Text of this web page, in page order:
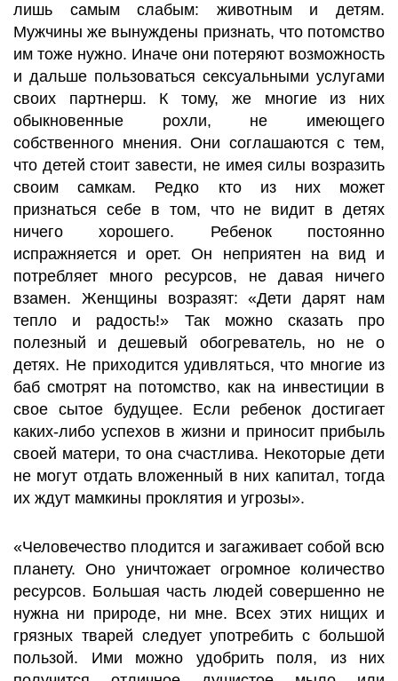
лишь самым слабым: животным и детям.
Мужчины же вынуждены признать, что потомство
им тоже нужно. Иначе они потеряют возможность
и дальше пользоваться сексуальными услугами
своих партнерш. К тому, же многие из них
обыкновенные рохли, не имеющего
собственного мнения. Они соглашаются с тем,
что детей стоит завести, не имея силы возразить
своим самкам. Редко кто из них может
признаться себе в том, что не видит в детях
ничего хорошего. Ребенок постоянно
испражняется и орет. Он неприятен на вид и
потребляет много ресурсов, не давая ничего
взамен. Женщины возразят: «Дети дарят нам
тепло и радость!» Так можно сказать про
полезный и дешевый обогреватель, но не о
детях. Не приходится удивляться, что многие из
баб смотрят на потомство, как на инвестиции в
свое сытое будущее. Если ребенок достигает
каких-либо успехов в жизни и приносит прибыль
своей матери, то она счастлива. Некоторые дети
не могут отдать вложенный в них капитал, тогда
их ждут мамкины проклятия и угрозы».
«Человечество плодится и загаживает собой всю
планету. Оно уничтожает огромное количество
ресурсов. Большая часть людей совершенно не
нужна ни природе, ни мне. Всех этих нищих и
грязных тварей следует употребить с большой
пользой. Ими можно удобрить поля, из них